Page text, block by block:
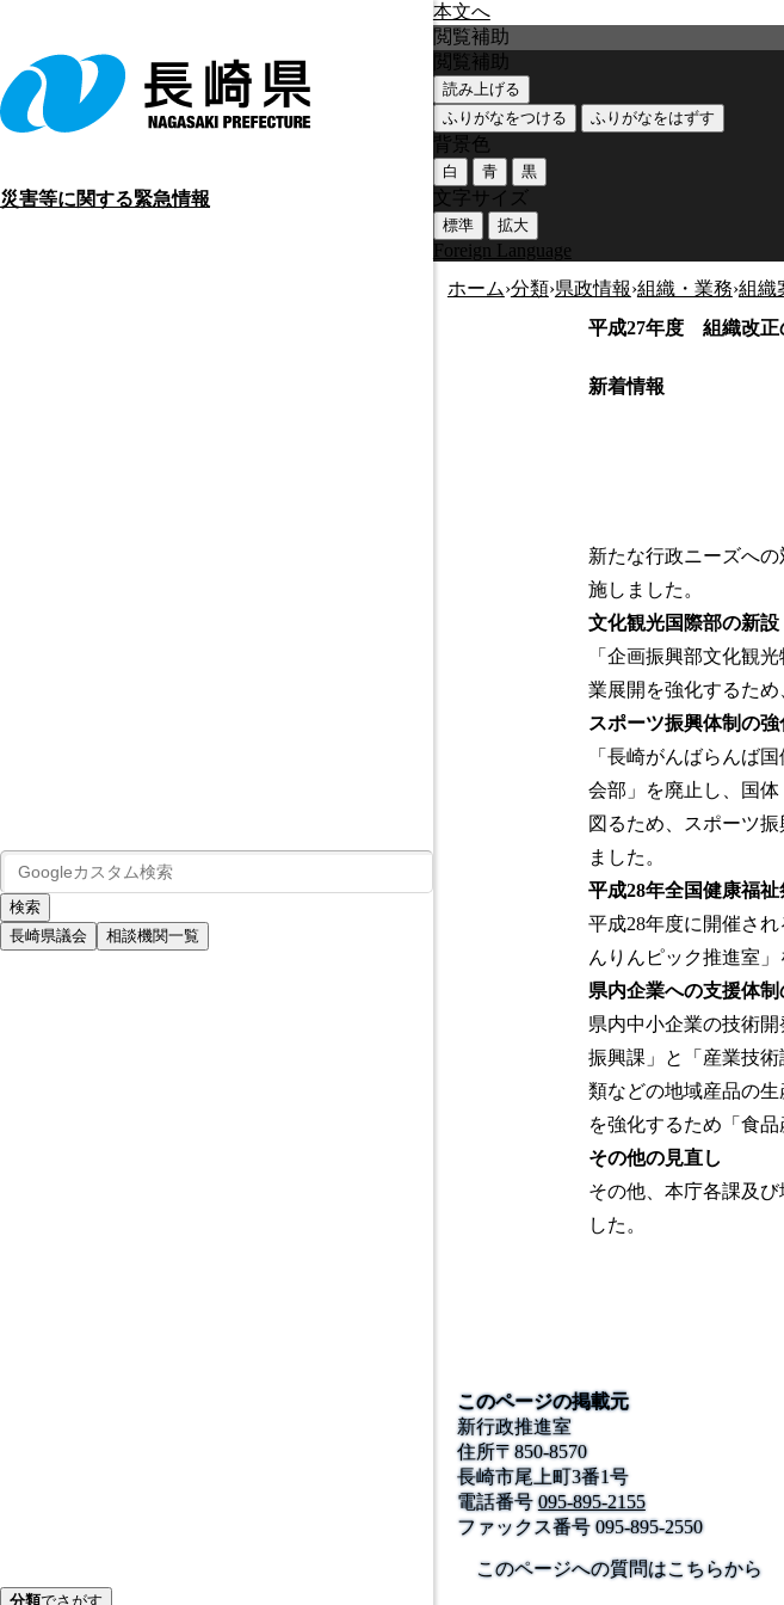
本文へ
災害等に関する緊急情報
長崎県議会 相談機関一覧
分類でさがす
閲覧補助
閲覧補助
読み上げる
ふりがなをつける
ふりがなをはずす
背景色
白 青 黒
文字サイズ
標準 拡大
Foreign Language
ホーム›分類›県政情報›組織・業務›組織
平成27年度 組織改正
新着情報
新たな行政ニーズへ
施しました。
文化観光国際部の新設
「企画振興部文化観
業展開を強化するた
スポーツ振興体制の強
「長崎がんばらんば
会部」を廃止し、国
図るため、スポーツ
ました。
平成28年全国健康福
平成28年度に開催さ
んりんピック推進室」
県内企業への支援体
県内中小企業の技術
振興課」と「産業技
類などの地域産品の
を強化するため「食
その他の見直し
その他、本庁各課及
した。
このページの掲載元
新行政推進室
住所〒850-8570
長崎市尾上町3番1号
電話番号 095-895-2155
ファックス番号095-895-2550
このページへの質問はこちらから
公式SNS
このサイトについて
長崎県庁